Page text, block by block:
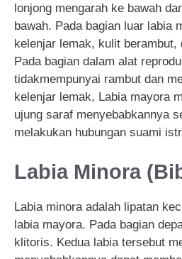
lonjong mengarah ke bawah
bawah. Pada bagian luar labia
kelenjar lemak, kulit berambut,
Pada bagian dalam alat
tidakmempunyai rambut dan
kelenjar lemak, Labia mayora
ujung saraf menyebabkannya
melakukan hubungan suami
Labia Minora
Labia minora adalah lipatan
labia mayora. Pada bagian
klitoris. Kedua labia tersebut